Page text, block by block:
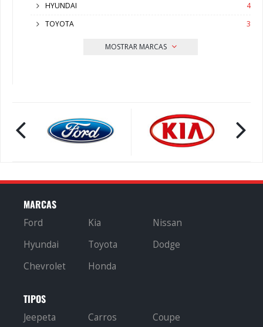
HYUNDAI
4
TOYOTA
3
MOSTRAR MARCAS
MARCAS
Ford Kia
Nissan
Hyundai
Toyota
Dodge
Chevrolet
Honda
TIPOS
Jeepeta Carros Coupe